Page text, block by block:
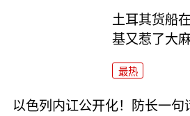
土耳其货船
基又惹了大
最热
以色列内讧公开化！防长一句